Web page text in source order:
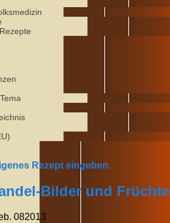
Rezept eingeben.
Bilder und Früchte
082013